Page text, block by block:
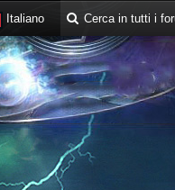
Italiano